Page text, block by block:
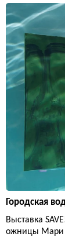
Городская
Выставка
ожницы Мари